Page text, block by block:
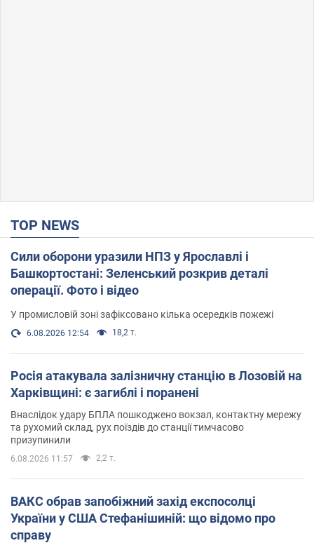
TOP NEWS
Сили оборони уразили НПЗ у Ярославлі і
Башкортостані: Зеленський розкрив деталі
операції. Фото і відео
У промисловій зоні зафіксовано кілька осередків пожежі
6.08.2026 12:54 18,2 т.
Росія атакувала залізничну станцію в Лозовій на
Харківщині: є загиблі і поранені
Внаслідок удару БПЛА пошкоджено вокзал, контактну мережу
та рухомий склад, рух поїздів до станції тимчасово
призупинили
6.08.2026 11:57 2,2 т.
ВАКС обрав запобіжний захід експосолці
України у США Стефанішиній: що відомо про
справу